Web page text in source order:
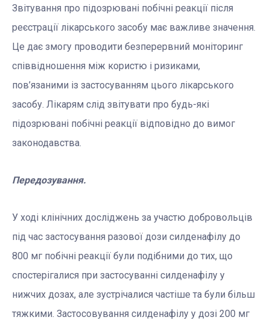
Звітування про підозрювані побічні реакції після
реєстрації лікарського засобу має важливе значення.
Це дає змогу проводити безперервний моніторинг
співвідношення між користю і ризиками,
пов’язаними із застосуванням цього лікарського
засобу. Лікарям слід звітувати про будь-які
підозрювані побічні реакції відповідно до вимог
законодавства.
Передозування.
У ході клінічних досліджень за участю добровольців
під час застосування разової дози силденафілу до
800 мг побічні реакції були подібними до тих, що
спостерігалися при застосуванні силденафілу у
нижчих дозах, але зустрічалися частіше та були більш
тяжкими. Застосовування силденафілу у дозі 200 мг